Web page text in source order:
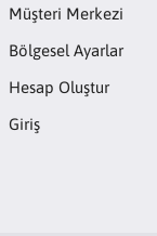
Müşteri Merkezi
Bölgesel Ayarlar
Hesap Oluştur
Giriş